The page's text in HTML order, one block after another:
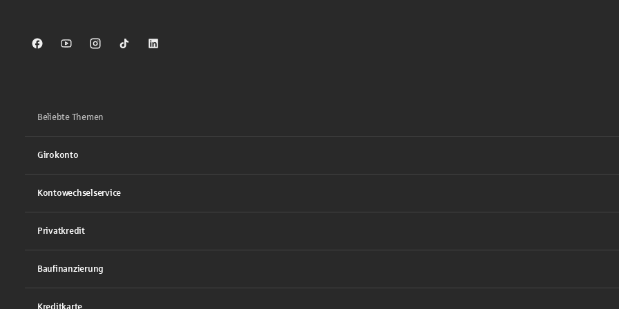
Sparkasse auf Facebook
Sparkasse auf Youtube
Sparkasse auf Instagram
Sparkasse auf TikTok
Sparkasse auf LinkedIn
Beliebte Themen
Girokonto
Kontowechselservice
Privatkredit
Baufinanzierung
Kreditkarte